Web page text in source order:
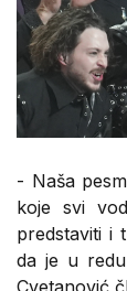
- Naša
koje svi
predstaviti i
da je u
Cvetanović